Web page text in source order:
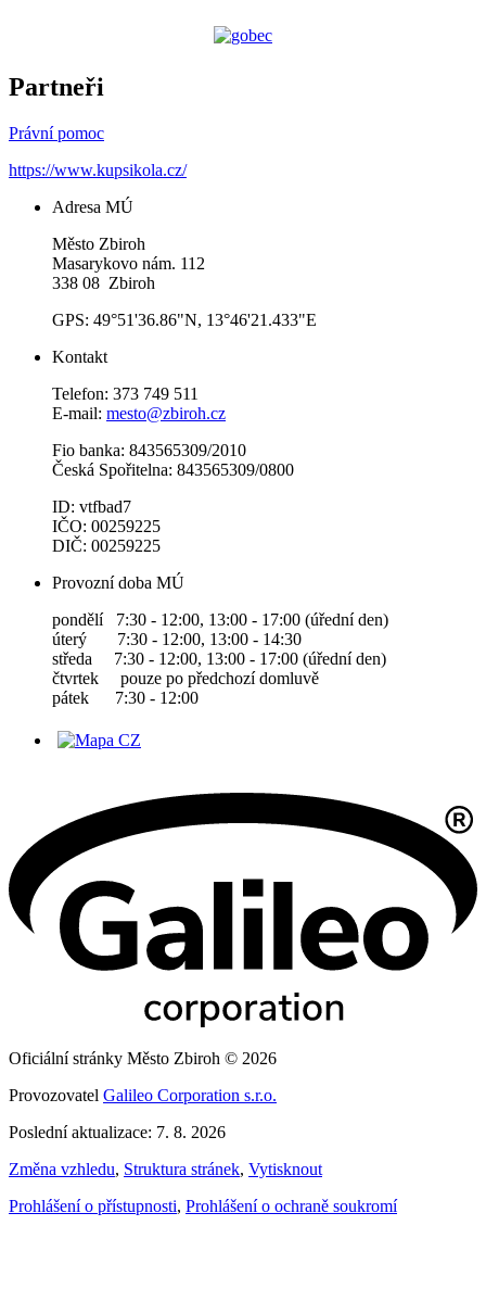
Partneři
Právní pomoc
https://www.kupsikola.cz/
Adresa MÚ
Město Zbiroh
Masarykovo nám. 112
338 08 Zbiroh
GPS: 49°51'36.86"N, 13°46'21.433"E
Kontakt
Telefon: 373 749 511
E-mail: mesto@zbiroh.cz
Fio banka: 843565309/2010
Česká Spořitelna: 843565309/0800
ID: vtfbad7
IČO: 00259225
DIČ: 00259225
Provozní doba MÚ
pondělí 7:30 - 12:00, 13:00 - 17:00 (úřední den)
úterý 7:30 - 12:00, 13:00 - 14:30
středa 7:30 - 12:00, 13:00 - 17:00 (úřední den)
čtvrtek pouze po předchozí domluvě
pátek 7:30 - 12:00
Oficiální stránky Město Zbiroh © 2026
Provozovatel Galileo Corporation s.r.o.
Poslední aktualizace: 7. 8. 2026
Změna vzhledu, Struktura stránek, Vytisknout
Prohlášení o přístupnosti, Prohlášení o ochraně soukromí